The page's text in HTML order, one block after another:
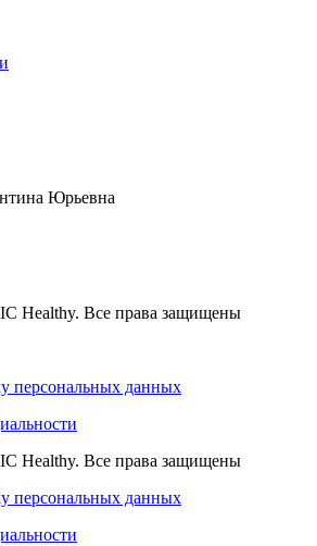
Юрьевна
Healthy. Все права защищены
персональных данных
Healthy. Все права защищены
персональных данных